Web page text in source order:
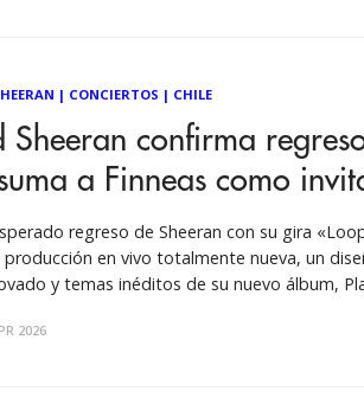
| CONCIERTOS | CHILE
Sheeran confirma
a Finneas como
regreso de Sheeran con su gira
producción en vivo totalmente nueva, un
y temas inéditos de su nuevo álbum,
cautivar por sí solo a estadios llenos, el
2026